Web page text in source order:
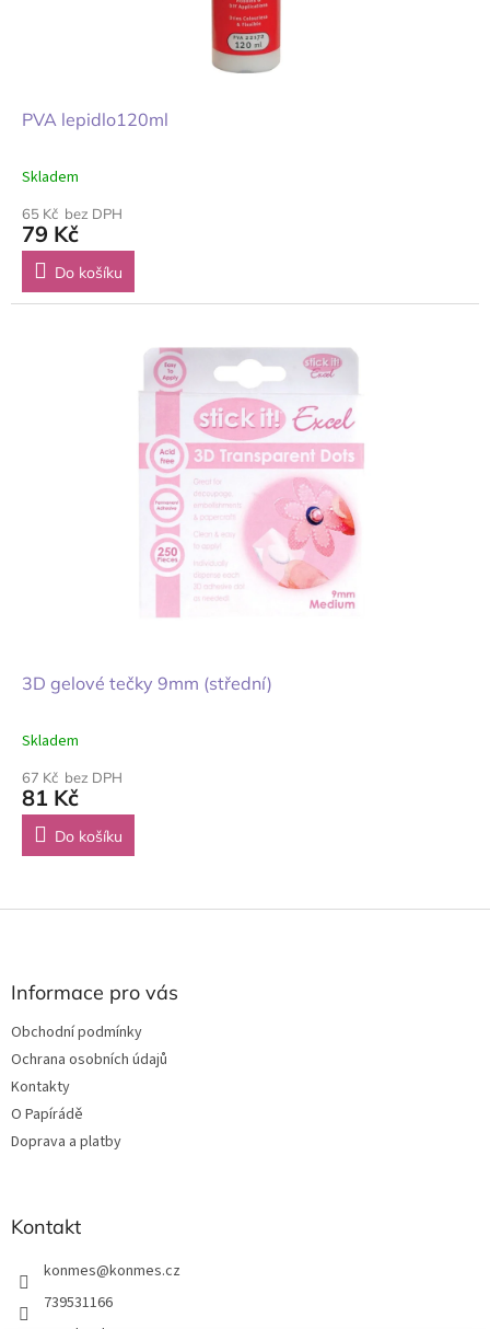
PVA lepidlo120ml
Skladem
65 Kč bez DPH
79 Kč
Do košíku
3D gelové tečky 9mm (střední)
Skladem
67 Kč bez DPH
81 Kč
Do košíku
Z
Informace pro vás
Obchodní podmínky
Ochrana osobních údajů
Kontakty
O Papírádě
Doprava a platby
Kontakt
konmes@konmes.cz
739531166